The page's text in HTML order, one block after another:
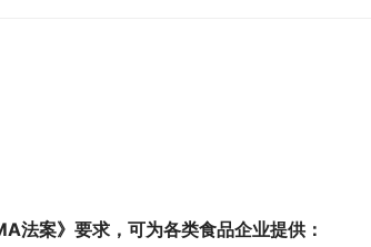
法案》要求，可为各类食品企业提供：